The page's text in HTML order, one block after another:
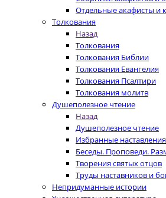
Отдельные акафисты и
Толкования
Назад
Толкования
Толкования Библии
Толкования Евангелия
Толкования Псалтири
Толкования молитв
Душеполезное чтение
Назад
Душеполезное чтение
Избранные наставления
Беседы. Проповеди.
Творения святых отцов
Труды наставников и
Непридуманные истории